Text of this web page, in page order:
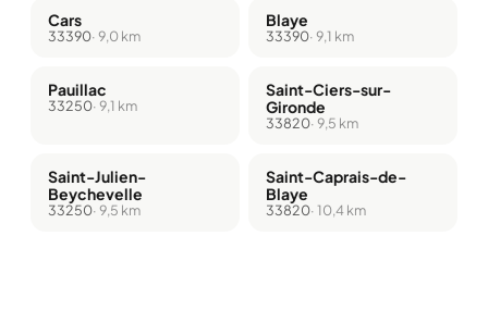
Cars
33390· 9,0 km
Blaye
33390· 9,1 km
Pauillac
33250· 9,1 km
Saint-Ciers-sur-
Gironde
33820· 9,5 km
Saint-Julien-
Beychevelle
33250· 9,5 km
Saint-Caprais-de-
Blaye
33820· 10,4 km